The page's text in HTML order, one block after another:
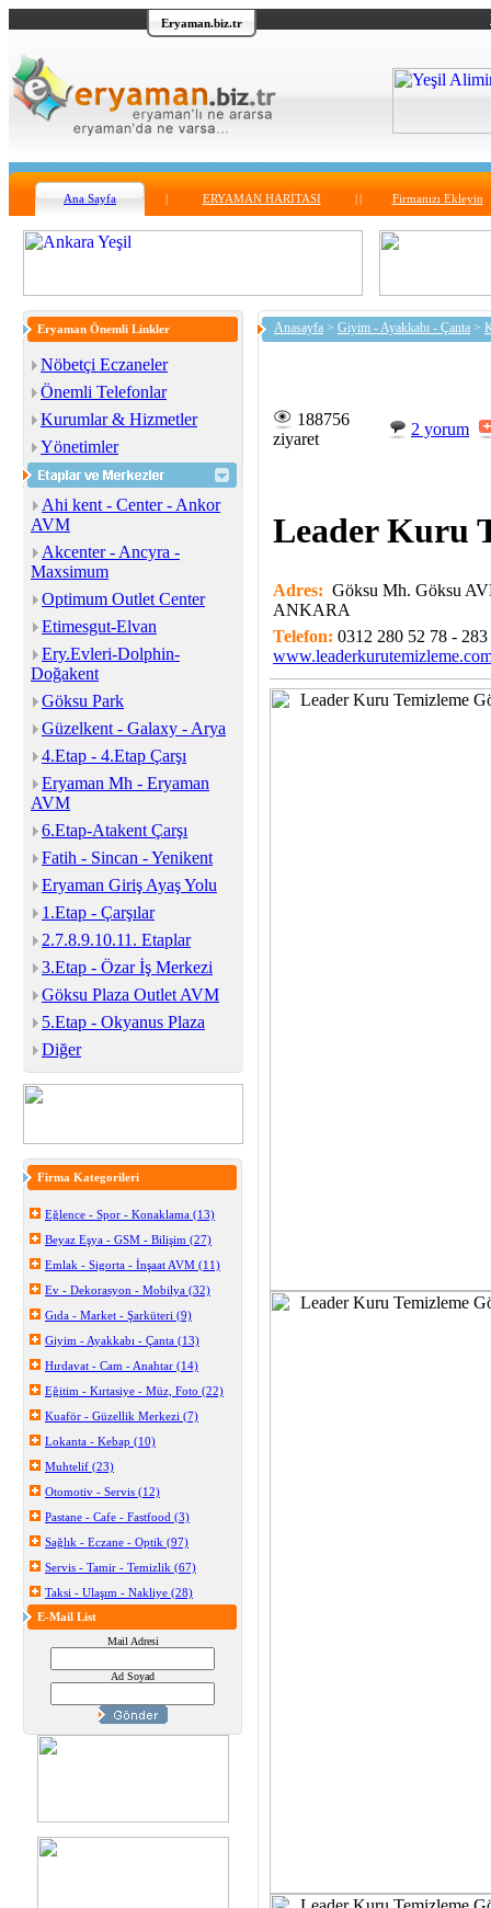
Eryaman.biz.tr
Ana Sayfa ERYAMAN HARİTASI Firmanızı Ekleyin
Eryaman Önemli Linkler
Nöbetçi Eczaneler
Önemli Telefonlar
Kurumlar & Hizmetler
Yönetimler
Ahi kent - Center - Ankor
AVM
Akcenter - Ancyra -
Maxsimum
Optimum Outlet Center
Etimesgut-Elvan
Ery.Evleri-Dolphin-
Doğakent
Göksu Park
Güzelkent - Galaxy - Arya
4.Etap - 4.Etap Çarşı
Eryaman Mh - Eryaman
AVM
6.Etap-Atakent Çarşı
Fatih - Sincan - Yenikent
Eryaman Giriş Ayaş Yolu
1.Etap - Çarşılar
2.7.8.9.10.11. Etaplar
3.Etap - Özar İş Merkezi
Göksu Plaza Outlet AVM
5.Etap - Okyanus Plaza
Diğer
Firma Kategorileri
Eğlence - Spor - Konaklama (13)
Beyaz Eşya - GSM - Bilişim (27)
Emlak - Sigorta - İnşaat AVM (11)
Ev - Dekorasyon - Mobilya (32)
Gıda - Market - Şarküteri (9)
Giyim - Ayakkabı - Çanta (13)
Hırdavat - Cam - Anahtar (14)
Eğitim - Kırtasiye - Müz, Foto (22)
Kuaför - Güzellik Merkezi (7)
Lokanta - Kebap (10)
Muhtelif (23)
Otomotiv - Servis (12)
Pastane - Cafe - Fastfood (3)
Sağlık - Eczane - Optik (97)
Servis - Tamir - Temizlik (67)
Taksi - Ulaşım - Nakliye (28)
E-Mail List
Mail Adresi
Ad Soyad
Anasayfa > Giyim - Ayakkabı - Çanta >
188756
ziyaret
2 yorum
Leader Kuru
Adres: Göksu Mh. Göksu
ANKARA
Telefon: 0312 280 52 78 - 283